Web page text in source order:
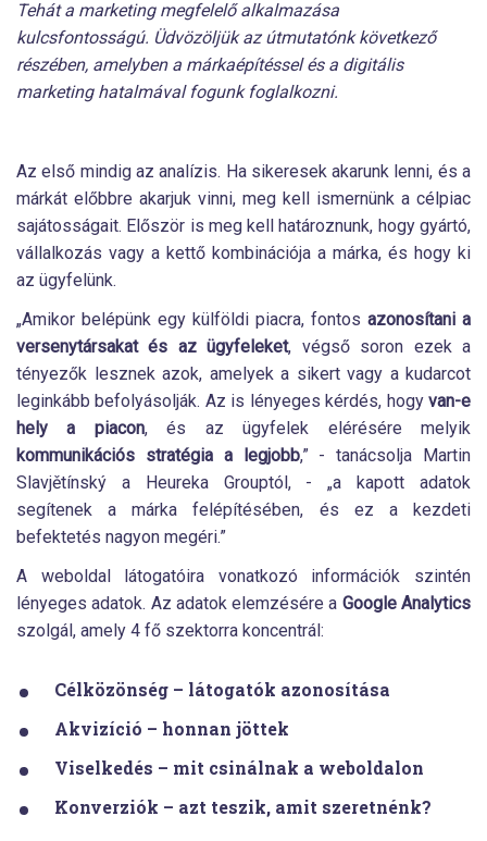
Tehát a marketing megfelelő alkalmazása
kulcsfontosságú. Üdvözöljük az útmutatónk következő
részében, amelyben a márkaépítéssel és a digitális
marketing hatalmával fogunk foglalkozni.
Az első mindig az analízis. Ha sikeresek akarunk lenni, és a
márkát előbbre akarjuk vinni, meg kell ismernünk a célpiac
sajátosságait. Először is meg kell határoznunk, hogy gyártó,
vállalkozás vagy a kettő kombinációja a márka, és hogy ki
az ügyfelünk.
„Amikor belépünk egy külföldi piacra, fontos azonosítani a
versenytársakat és az ügyfeleket, végső soron ezek a
tényezők lesznek azok, amelyek a sikert vagy a kudarcot
leginkább befolyásolják. Az is lényeges kérdés, hogy van-e
hely a piacon, és az ügyfelek elérésére melyik
kommunikációs stratégia a legjobb,” - tanácsolja Martin
Slavjětínský a Heureka Grouptól, - „a kapott adatok
segítenek a márka felépítésében, és ez a kezdeti
befektetés nagyon megéri.”
A weboldal látogatóira vonatkozó információk szintén
lényeges adatok. Az adatok elemzésére a Google Analytics
szolgál, amely 4 fő szektorra koncentrál:
Célközönség – látogatók azonosítása
Akvizíció – honnan jöttek
Viselkedés – mit csinálnak a weboldalon
Konverziók – azt teszik, amit szeretnénk?